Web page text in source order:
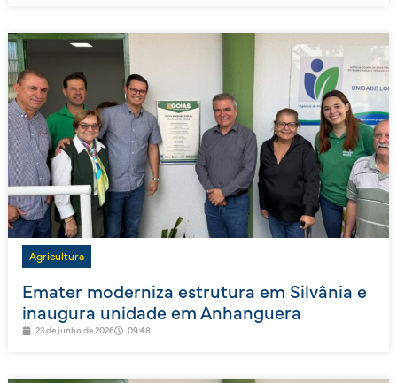
Agricultura
Emater moderniza estrutura em Silvânia e
inaugura unidade em Anhanguera
23 de junho de 2026 09:48